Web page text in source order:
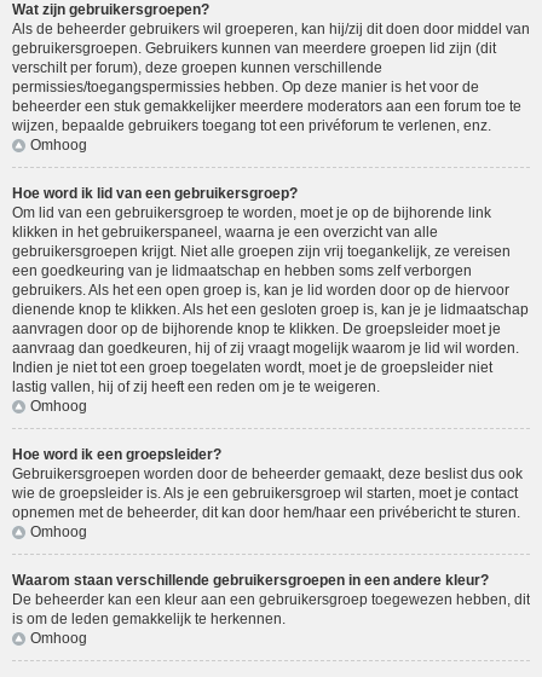
Wat zijn gebruikersgroepen?
Als de beheerder gebruikers wil groeperen, kan hij/zij dit doen door middel van
gebruikersgroepen. Gebruikers kunnen van meerdere groepen lid zijn (dit
verschilt per forum), deze groepen kunnen verschillende
permissies/toegangspermissies hebben. Op deze manier is het voor de
beheerder een stuk gemakkelijker meerdere moderators aan een forum toe te
wijzen, bepaalde gebruikers toegang tot een privéforum te verlenen, enz.
Omhoog
Hoe word ik lid van een gebruikersgroep?
Om lid van een gebruikersgroep te worden, moet je op de bijhorende link
klikken in het gebruikerspaneel, waarna je een overzicht van alle
gebruikersgroepen krijgt. Niet alle groepen zijn vrij toegankelijk, ze vereisen
een goedkeuring van je lidmaatschap en hebben soms zelf verborgen
gebruikers. Als het een open groep is, kan je lid worden door op de hiervoor
dienende knop te klikken. Als het een gesloten groep is, kan je je lidmaatschap
aanvragen door op de bijhorende knop te klikken. De groepsleider moet je
aanvraag dan goedkeuren, hij of zij vraagt mogelijk waarom je lid wil worden.
Indien je niet tot een groep toegelaten wordt, moet je de groepsleider niet
lastig vallen, hij of zij heeft een reden om je te weigeren.
Omhoog
Hoe word ik een groepsleider?
Gebruikersgroepen worden door de beheerder gemaakt, deze beslist dus ook
wie de groepsleider is. Als je een gebruikersgroep wil starten, moet je contact
opnemen met de beheerder, dit kan door hem/haar een privébericht te sturen.
Omhoog
Waarom staan verschillende gebruikersgroepen in een andere kleur?
De beheerder kan een kleur aan een gebruikersgroep toegewezen hebben, dit
is om de leden gemakkelijk te herkennen.
Omhoog